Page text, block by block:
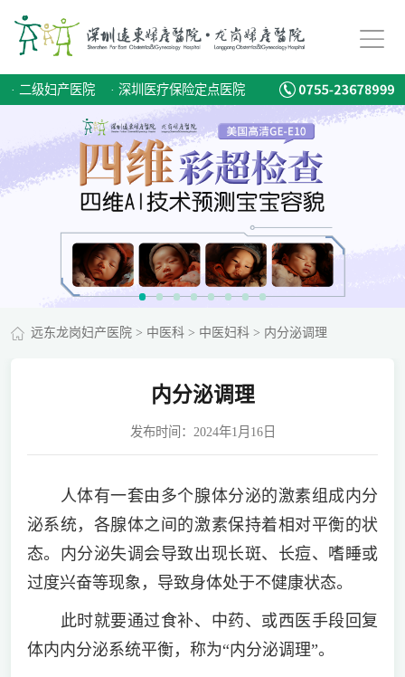
· 二级妇产医院 · 深圳医疗保险定点医院
远东龙岗妇产医院> 中医科> 中医妇科> 内分泌调理
内分泌调理
发布时间：2024年1月16日
人体有一套由多个腺体分泌的激素组成内分
泌系统，各腺体之间的激素保持着相对平衡的状
态。内分泌失调会导致出现长斑、长痘、嗜睡或
过度兴奋等现象，导致身体处于不健康状态。
此时就要通过食补、中药、或西医手段回复
体内内分泌系统平衡，称为“内分泌调理”。